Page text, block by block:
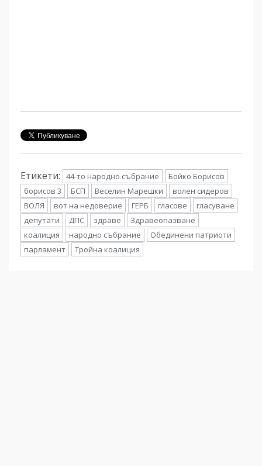
Етикети: 44-то народно събрание
Бойко Борисов
борисов 3
БСП Веселин Марешки
волен сидеров
ВОЛЯ
вот на недоверие ГЕРБ гласове
гласуване
депутати
ДПС здраве
Здравеопазване
коалиция
народно събрание
Обединени патриоти
парламент
Тройна коалиция